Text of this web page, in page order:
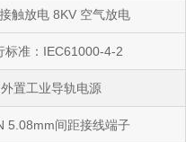
接触放电 8KV 空气放电
标准： IEC61000-4-2
外置工业导轨电源
5.08mm间距接线端子